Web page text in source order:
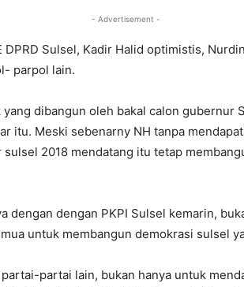
- Advertisement -
DPRD Sulsel, Kadir Halid optimistis,
parpol lain.
dibangun oleh bakal calon gubernur
itu. Meski sebenarny NH tanpa
2018 mendatang itu tetap
dengan dengan PKPI Sulsel kemarin,
untuk membangun demokrasi sulsel
partai lain, bukan hanya untuk